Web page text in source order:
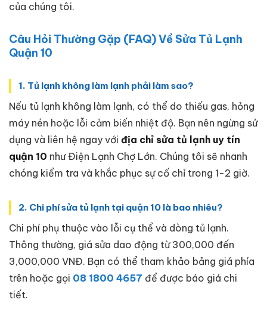
của chúng tôi.
Câu Hỏi Thường Gặp (FAQ) Về Sửa Tủ Lạnh
Quận 10
1. Tủ lạnh không làm lạnh phải làm sao?
Nếu tủ lạnh không làm lạnh, có thể do thiếu gas, hỏng
máy nén hoặc lỗi cảm biến nhiệt độ. Bạn nên ngừng sử
dụng và liên hệ ngay với địa chỉ sửa tủ lạnh uy tín
quận 10 như Điện Lạnh Chợ Lớn. Chúng tôi sẽ nhanh
chóng kiểm tra và khắc phục sự cố chỉ trong 1-2 giờ.
2. Chi phí sửa tủ lạnh tại quận 10 là bao nhiêu?
Chi phí phụ thuộc vào lỗi cụ thể và dòng tủ lạnh.
Thông thường, giá sửa dao động từ 300,000 đến
3,000,000 VNĐ. Bạn có thể tham khảo bảng giá phía
trên hoặc gọi 08 1800 4657 để được báo giá chi
tiết.